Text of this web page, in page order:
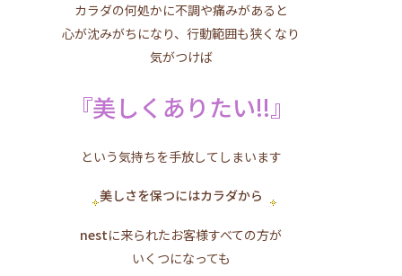
カラダの何処かに不調や痛みがあると
心が沈みがちになり、行動範囲も狭くなり
気がつけば
『美しくありたい!!』
という気持ちを手放してしまいます
美しさを保つにはカラダから
nestに来られたお客様すべての方が
いくつになっても